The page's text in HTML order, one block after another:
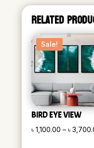
RELATED
Sale!
BIRD EYE VIEW
৳ 1,100.00 – ৳